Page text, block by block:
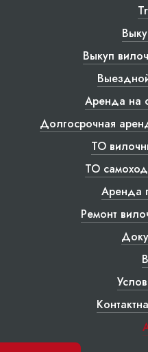
Выкуп
Аренда на
Долгосрочная
ТО
ТО
Аренда
Ремонт